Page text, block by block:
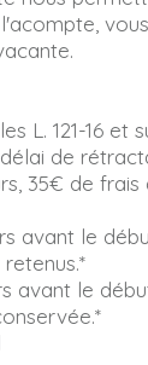
L. 121-16 et
de
35€ de
avant le
avant le